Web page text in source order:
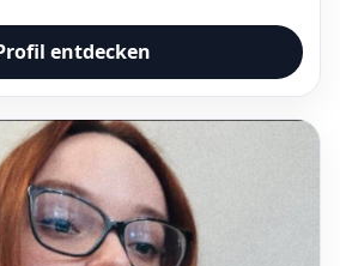
entdecken